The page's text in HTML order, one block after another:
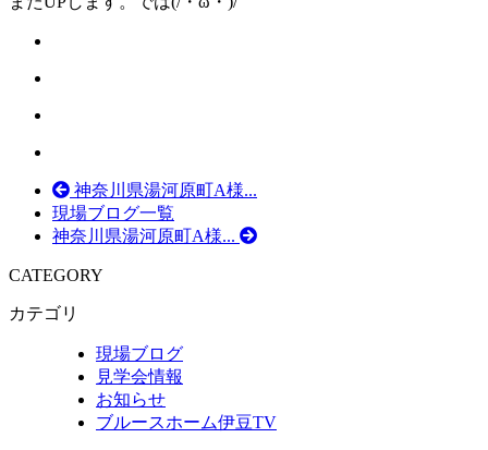
神奈川県湯河原町A様...
現場ブログ一覧
神奈川県湯河原町A様...
CATEGORY
カテゴリ
現場ブログ
見学会情報
お知らせ
ブルースホーム伊豆TV